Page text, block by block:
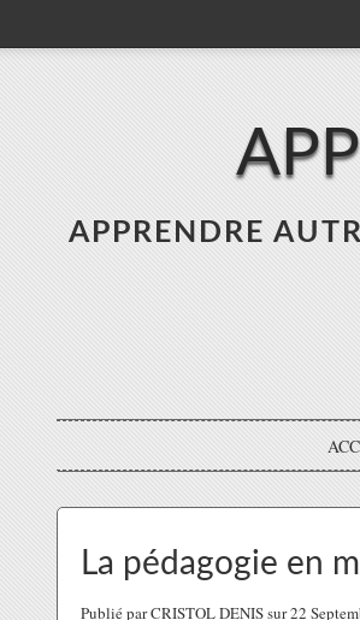
APPRENDRE
La pédagogie en
Publié par CRISTOL DENIS sur 22